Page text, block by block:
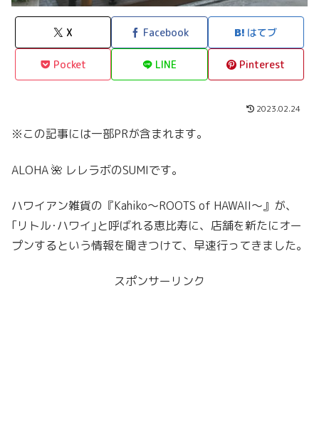
X Facebook はてブ
Pocket LINE Pinterest
2023.02.24
※この記事には一部PRが含まれます。
ALOHA 🌺 レレラボのSUMIです。
ハワイアン雑貨の『Kahiko～ROOTS of HAWAII～』が、
｢リトル･ハワイ｣と呼ばれる恵比寿に、店舗を新たにオー
プンするという情報を聞きつけて、早速行ってきました。
スポンサーリンク